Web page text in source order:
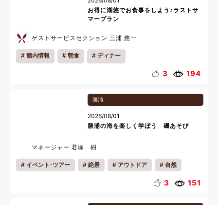
お得に湖悠でお食事をしよう♪ラストサ
マープラン
ゲストサービスセクション 三浦 悠一
館内情報 朝食 ディナー
3 194
勝浦
2026/08/01
勝浦の海を楽しく学ぼう 磯あそび
マネージャー 君塚 樹
イベント･ツアー 絶景 アウトドア 自然
キッズ 3 151